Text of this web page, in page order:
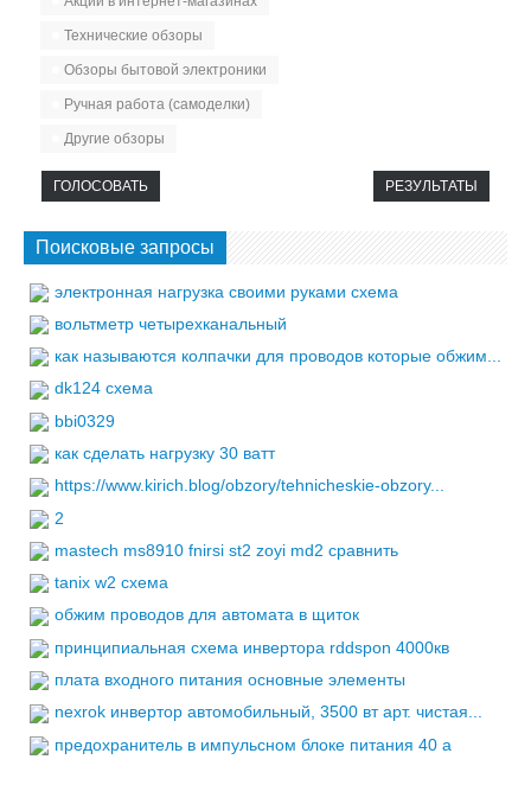
Технические обзоры
Обзоры бытовой электроники
Ручная работа (самоделки)
Другие обзоры
ГОЛОСОВАТЬ РЕЗУЛЬТАТЫ
Поисковые запросы
электронная нагрузка своими руками схема
вольтметр четырехканальный
как называются колпачки для проводов которые обжим...
dk124 схема
bbi0329
как сделать нагрузку 30 ватт
https://www.kirich.blog/obzory/tehnicheskie-obzory...
2
mastech ms8910 fnirsi st2 zoyi md2 сравнить
tanix w2 схема
обжим проводов для автомата в щиток
принципиальная схема инвертора rddspon 4000кв
плата входного питания основные элементы
nexrok инвертор автомобильный, 3500 вт арт. чистая...
предохранитель в импульсном блоке питания 40 а